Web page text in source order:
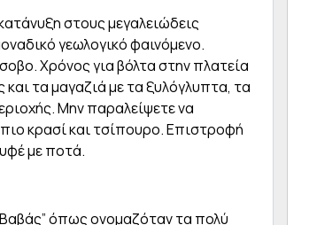
στους μεγαλειώδεις
γεωλογικό φαινόμενο.
Χρόνος για βόλτα στην πλατεία
τα μαγαζιά με τα ξυλόγλυπτα, τα
Μην παραλείψετε να
κρασί και τσίπουρο. Επιστροφή
με ποτά.
Βαβάς” όπως ονομαζόταν τα πολύ